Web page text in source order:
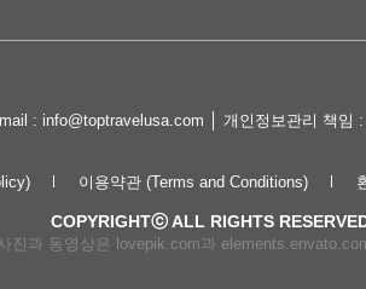
: info@toptravelusa.com │ 개인정보관리 책임
이용약관 (Terms and Conditions)
COPYRIGHTⓒ ALL RIGHTS
진과 동영상은 lovepik.com과